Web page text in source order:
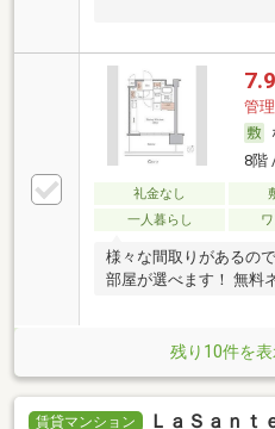
管
8階
礼金なし
一人暮らし
様々な間取りがあるの
部屋が選べます！ 無料
残り10件を表
賃貸マンション ＬａＳａｎｔ